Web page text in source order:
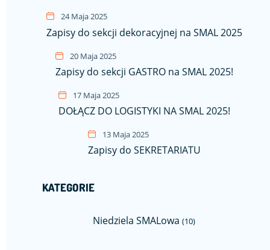
24 Maja 2025
Zapisy do sekcji dekoracyjnej na SMAL 2025
20 Maja 2025
Zapisy do sekcji GASTRO na SMAL 2025!
17 Maja 2025
DOŁĄCZ DO LOGISTYKI NA SMAL 2025!
13 Maja 2025
Zapisy do SEKRETARIATU
KATEGORIE
Niedziela SMALowa (10)